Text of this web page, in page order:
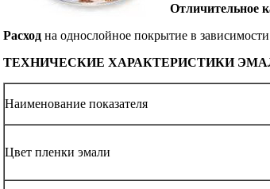
Отличительное
Расход на однослойное покрытие в
ТЕХНИЧЕСКИЕ ХАРАКТЕРИСТИКИ
Наименование показателя
Цвет пленки эмали